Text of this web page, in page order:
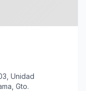
Unidad
Gto.